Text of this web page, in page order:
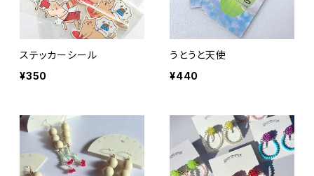
ステッカーシール
¥350
うとうと天使
¥440